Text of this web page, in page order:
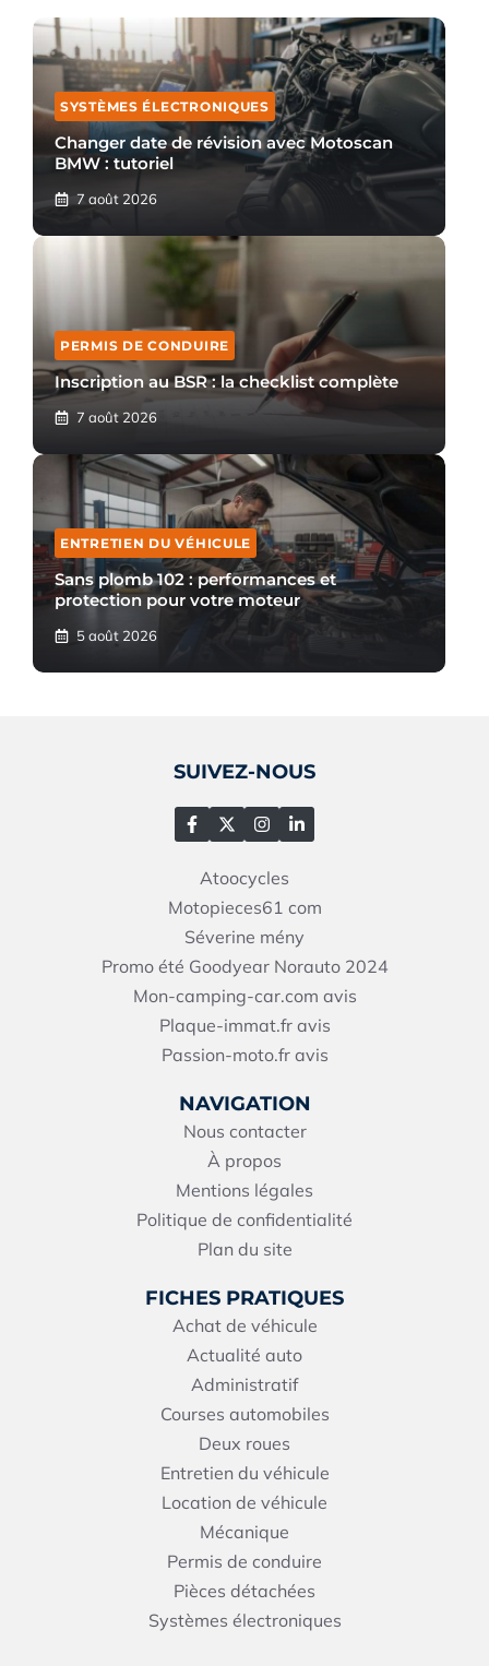
SYSTÈMES ÉLECTRONIQUES
Changer date de révision avec Motoscan
BMW : tutoriel
7 août 2026
PERMIS DE CONDUIRE
Inscription au BSR : la checklist complète
7 août 2026
ENTRETIEN DU VÉHICULE
Sans plomb 102 : performances et
protection pour votre moteur
5 août 2026
FICHES PRATIQUES
Achat de véhicule
Actualité auto
Administratif
Courses automobiles
Deux roues
Entretien du véhicule
Location de véhicule
Mécanique
Permis de conduire
Pièces détachées
Systèmes électroniques
NAVIGATION
Nous contacter
À propos
Mentions légales
Politique de confidentialité
Plan du site
SUIVEZ-NOUS
Atoocycles
Motopieces61 com
Séverine mény
Promo été Goodyear Norauto 2024
Mon-camping-car.com avis
Plaque-immat.fr avis
Passion-moto.fr avis